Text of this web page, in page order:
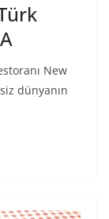
New
dünyanın